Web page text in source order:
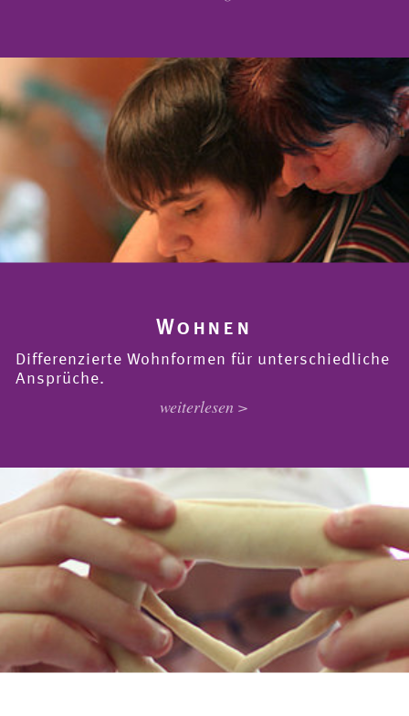
Wohnen
Differenzierte Wohnformen für unterschiedliche
Ansprüche.
weiterlesen >